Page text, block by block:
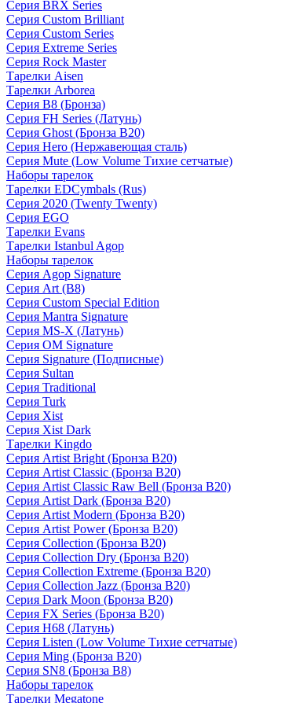
Серия BRX Series
Серия Custom Brilliant
Серия Custom Series
Серия Extreme Series
Серия Rock Master
Тарелки Aisen
Тарелки Arborea
Серия B8 (Бронза)
Серия FH Series (Латунь)
Серия Ghost (Бронза B20)
Серия Hero (Нержавеющая сталь)
Серия Mute (Low Volume Тихие сетчатые)
Наборы тарелок
Тарелки EDCymbals (Rus)
Серия 2020 (Twenty Twenty)
Серия EGO
Тарелки Evans
Тарелки Istanbul Agop
Наборы тарелок
Серия Agop Signature
Серия Art (B8)
Серия Custom Special Edition
Серия Mantra Signature
Серия MS-X (Латунь)
Серия OM Signature
Серия Signature (Подписные)
Серия Sultan
Серия Traditional
Серия Turk
Серия Xist
Серия Xist Dark
Тарелки Kingdo
Серия Artist Bright (Бронза B20)
Серия Artist Classic (Бронза B20)
Серия Artist Classic Raw Bell (Бронза B20)
Серия Artist Dark (Бронза B20)
Серия Artist Modern (Бронза B20)
Серия Artist Power (Бронза B20)
Серия Collection (Бронза B20)
Серия Collection Dry (Бронза B20)
Серия Collection Extreme (Бронза B20)
Серия Collection Jazz (Бронза B20)
Серия Dark Moon (Бронза B20)
Серия FX Series (Бронза B20)
Серия H68 (Латунь)
Серия Listen (Low Volume Тихие сетчатые)
Серия Ming (Бронза B20)
Серия SN8 (Бронза B8)
Наборы тарелок
Тарелки Megatone